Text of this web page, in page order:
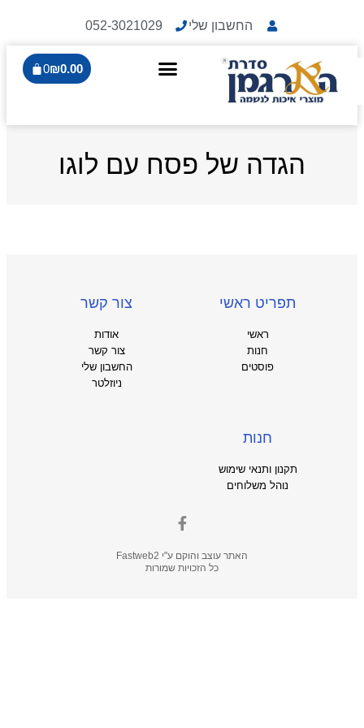
החשבון שלי 052-3021029
₪0.00
0
הגדה של פסח עם לוגו
תפריט ראשי
ראשי
חנות
פוסטים
צור קשר
אודות
צור קשר
החשבון שלי
ניוזלטר
חנות
תקנון ותנאי שימוש
נוהל משלוחים
האתר עוצב והוקם ע"י Fastweb2
כל הזכויות שמורות